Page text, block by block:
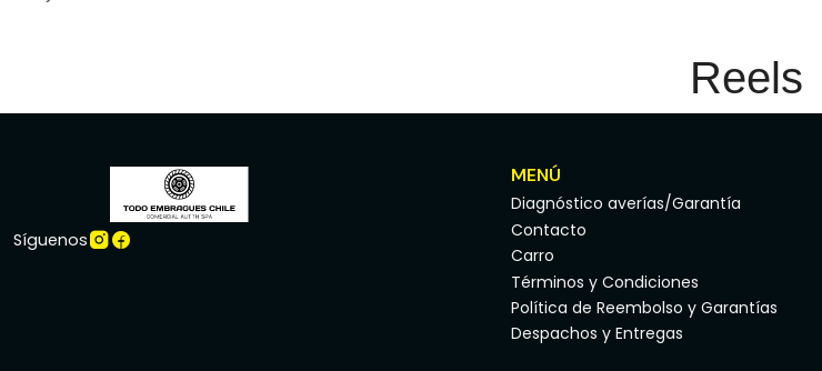
Reels
Síguenos
MENÚ
Diagnóstico averías/Garantía
Contacto
Carro
Términos y Condiciones
Política de Reembolso y Garantías
Despachos y Entregas